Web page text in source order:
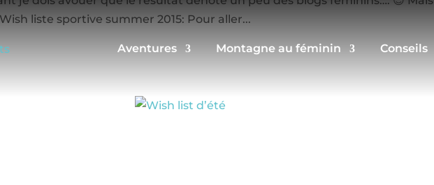
Aventures Montagne au féminin Conseils
liste sportive summer 2015: Pour aller...